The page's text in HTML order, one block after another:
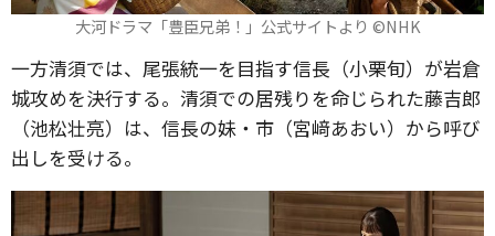
大河ドラマ「豊臣兄弟！」公式サイトより ©️NHK
一方清須では、尾張統一を目指す信長（小栗旬）が岩倉
城攻めを決行する。清須での居残りを命じられた藤吉郎
（池松壮亮）は、信長の妹・市（宮﨑あおい）から呼び
出しを受ける。